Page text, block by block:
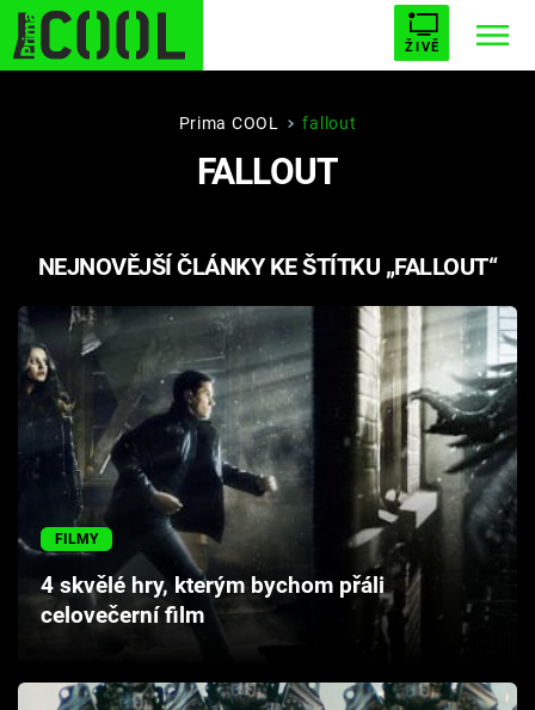
ŽIVĚ
STARHOUSE BUFFY, PŘEMOŽITELKA UPÍRŮ
PLNEJ KOTEL AVENGERS 5
Témata
Filmy
Seriály
Hry
Cool Esport
Pořady
TV Program
Prima COOL fallout
FALLOUT
NEJNOVĚJŠÍ ČLÁNKY KE ŠTÍTKU „FALLOUT“
FILMY
4 skvělé hry, kterým bychom přáli
celovečerní film